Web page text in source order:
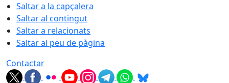
Saltar a la capçalera
Saltar al contingut
Saltar a relacionats
Saltar al peu de pàgina
Contactar